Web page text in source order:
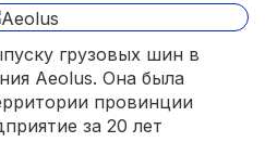
грузовых шин в
Aeolus. Она была
провинции
за 20 лет